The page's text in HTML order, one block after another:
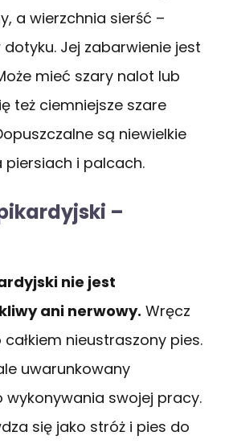
a wierzchnia sierść –
Jej zabarwienie jest
mieć szary nalot lub
też ciemniejsze szare
są niewielkie
piersiach i palcach.
–
nie jest
ani nerwowy. Wręcz
nieustraszony pies.
uwarunkowany
wykonywania swojej pracy.
się jako stróż i pies do